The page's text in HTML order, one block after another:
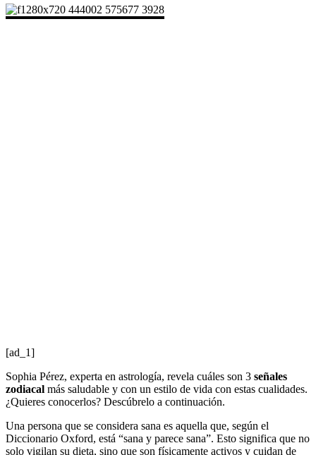
[ad_1]
Sophia Pérez, experta en astrología, revela cuáles son 3 señales
zodiacal más saludable y con un estilo de vida con estas cualidades.
¿Quieres conocerlos? Descúbrelo a continuación.
Una persona que se considera sana es aquella que, según el
Diccionario Oxford, está “sana y parece sana”. Esto significa que no
solo vigilan su dieta, sino que son físicamente activos y cuidan de